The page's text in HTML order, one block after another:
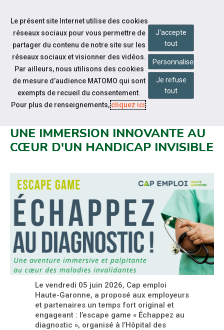
Aller au contenu
Notre actualité
RETOUR SUR L’ESCAPE GAME «
UNE IMMERSION INNOVANTE AU
CŒUR D'UN HANDICAP INVISIBLE
Le vendredi 05 juin 2026, Cap emploi
Haute-Garonne, a proposé aux employeurs
et partenaires un temps fort original et
engageant : l’escape game « Échappez au
diagnostic », organisé à l’Hôpital des
Le présent site Internet utilise des cookies
réseaux sociaux pour vous permettre de
partager du contenu de notre site sur les
réseaux sociaux et visionner des vidéos.
Par ailleurs, nous utilisons des cookies
de mesure d’audience MATOMO qui sont
exempts de recueil du consentement.
Pour plus de renseignements,cliquez ici.
J'accepte
tout
Personnaliser
Je refuse
tout